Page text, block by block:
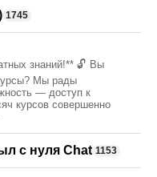
1745
знаний!** 🔓 Вы
Мы рады
— доступ к
курсов совершенно
с нуля Chat 1153